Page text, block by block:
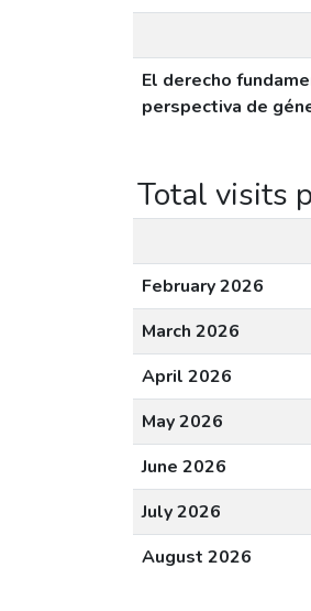
El derecho
perspectiva de
Total visits
February 2026
March 2026
April 2026
May 2026
June 2026
July 2026
August 2026